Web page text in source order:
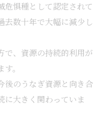
危惧種として認定されて
去数十年で大幅に減少し
で、資源の持続的利用が
。
後のうなぎ資源と向き合
に大きく関わっていま